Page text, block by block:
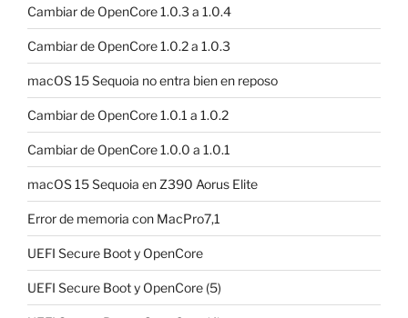
Cambiar de OpenCore 1.0.3 a 1.0.4
Cambiar de OpenCore 1.0.2 a 1.0.3
macOS 15 Sequoia no entra bien en reposo
Cambiar de OpenCore 1.0.1 a 1.0.2
Cambiar de OpenCore 1.0.0 a 1.0.1
macOS 15 Sequoia en Z390 Aorus Elite
Error de memoria con MacPro7,1
UEFI Secure Boot y OpenCore
UEFI Secure Boot y OpenCore (5)